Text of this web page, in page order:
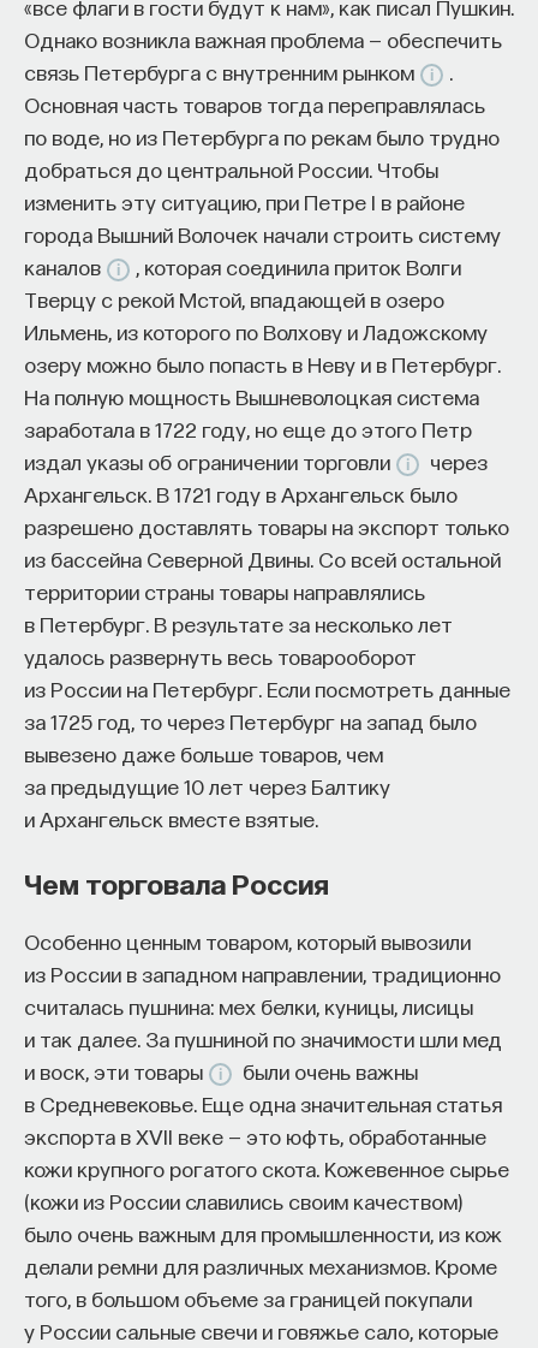
«все флаги в гости будут к нам», как писал Пушкин.
Однако возникла важная проблема — обеспечить
связь Петербурга с внутренним рынком
Основная часть товаров тогда переправлялась
по воде, но из Петербурга по рекам было трудно
добраться до центральной России. Чтобы
изменить эту ситуацию, при Петре I в районе
города Вышний Волочек начали строить систему
каналов
, которая соединила приток Волги
Тверцу с рекой Мстой, впадающей в озеро
Ильмень, из которого по Волхову и Ладожскому
озеру можно было попасть в Неву и в Петербург.
На полную мощность Вышневолоцкая система
заработала в 1722 году, но еще до этого Петр
издал указы об ограничении торговли
через
Архангельск. В 1721 году в Архангельск было
разрешено доставлять товары на экспорт только
из бассейна Северной Двины. Со всей остальной
территории страны товары направлялись
в Петербург. В результате за несколько лет
удалось развернуть весь товарооборот
из России на Петербург. Если посмотреть данные
за 1725 год, то через Петербург на запад было
вывезено даже больше товаров, чем
за предыдущие 10 лет через Балтику
и Архангельск вместе взятые.
Чем торговала Россия
Особенно ценным товаром, который вывозили
из России в западном направлении, традиционно
считалась пушнина: мех белки, куницы, лисицы
и так далее. За пушниной по значимости шли мед
и воск, эти товары
были очень важны
в Средневековье. Еще одна значительная статья
экспорта в XVII веке — это юфть, обработанные
кожи крупного рогатого скота. Кожевенное сырье
(кожи из России славились своим качеством)
было очень важным для промышленности, из кож
делали ремни для различных механизмов. Кроме
того, в большом объеме за границей покупали
у России сальные свечи и говяжье сало, которые